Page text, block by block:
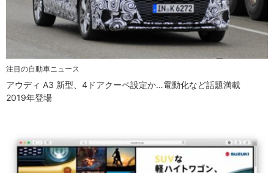
注目の自動車ニュース
アウディ A3 新型、4ドアクーペ設定か…電動化など話題満載
2019年登場